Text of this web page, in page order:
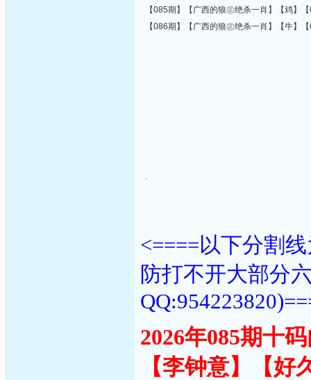
【085期】【广西的狼㊣绝杀一肖】【鸡】
【086期】【广西的狼㊣绝杀一肖】【牛】
.
<====以下分割
防打不开大部分
2026年085期十
【李钟意】【